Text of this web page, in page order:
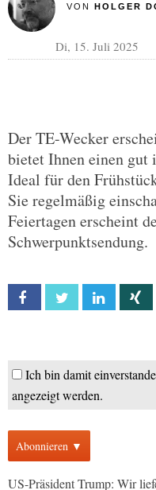
VON HOLGER
Di, 15. Juli 2025
Der TE-Wecker
bietet Ihnen einen gut
Ideal für den
Sie regelmäßig
Feiertagen erscheint
Schwerpunktsendung.
Facebook Twitter Linkedin
Ich bin damit
angezeigt werden.
Abonnieren ▼
US-Präsident Trump: Wir